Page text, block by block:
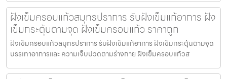
ฝังเข็มครอบแก้วสมุทรปราการ รับฝังเข็มแก้อาการ ฝัง
เข็มกระตุ้นตามจุด ฝังเข็มครอบแก้ว ราคาถูก
ฝังเข็มครอบแก้วสมุทรปราการ รับฝังเข็มแก้อาการ ฝังเข็มกระตุ้นตามจุด
บรรเทาอาการและ ความเจ็บปวดตามร่างกาย ฝังเข็มครอบแก้วส